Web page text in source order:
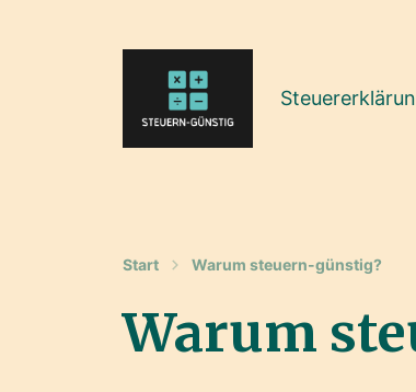
Start Warum steuern-günstig?
Warum